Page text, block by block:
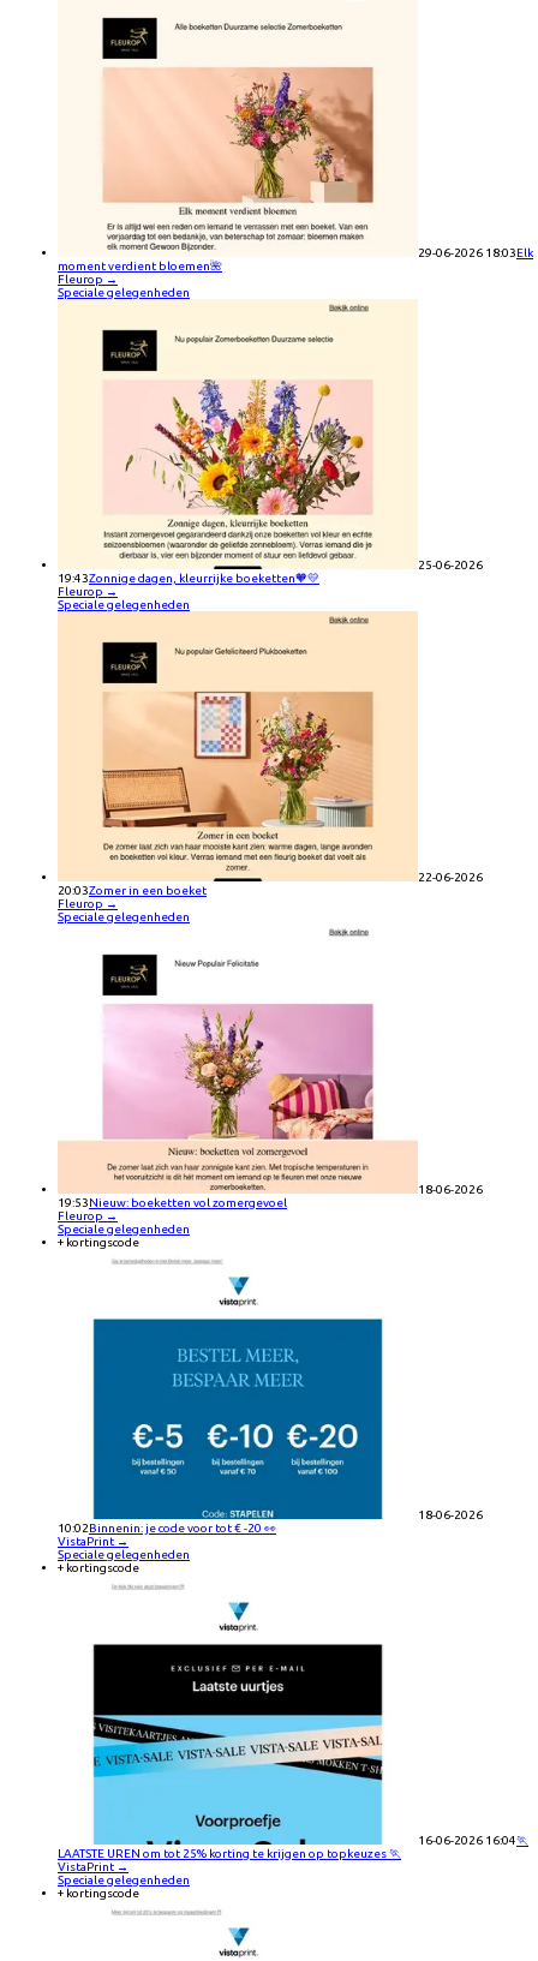
29-06-2026 18:03Elk
moment verdient bloemen🌺
Fleurop →
Speciale gelegenheden
25-06-2026
19:43Zonnige dagen, kleurrijke boeketten🧡💛
Fleurop →
Speciale gelegenheden
22-06-2026
20:03Zomer in een boeket
Fleurop →
Speciale gelegenheden
18-06-2026
19:53Nieuw: boeketten vol zomergevoel
Fleurop →
Speciale gelegenheden
+ kortingscode
18-06-2026
10:02Binnenin: je code voor tot € -20 👀
VistaPrint →
Speciale gelegenheden
+ kortingscode
16-06-2026 16:04🏃
LAATSTE UREN om tot 25% korting te krijgen op topkeuzes 🏃
VistaPrint →
Speciale gelegenheden
+ kortingscode